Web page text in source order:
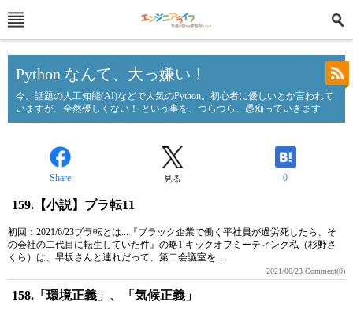
Python なんて、大っ嫌い！
今、話題の人工知能(AI)などで人気のPython。初心者に優しいとか言われて
いますが、全然優しくない！ という事を、つらつら、愚痴っていきます
Share 見る 0
159.【小説】ブラ転11
初回：2021/6/23ブラ転とは...『ブラック企業で働く平社員が過労死したら、そ
の会社の二代目に転生していた件』の略1.キックオフミーティング私（杉野さ
くら）は、早坂さんと連れだって、第二会議室を...
2021/06/23 Comment(0)
158.「環境正義」、「気候正義」